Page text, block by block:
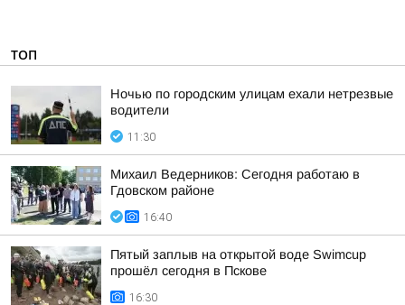
ТОП
Ночью по городским улицам ехали нетрезвые
водители
11:30
Михаил Ведерников: Сегодня работаю в
Гдовском районе
16:40
Пятый заплыв на открытой воде Swimcup
прошёл сегодня в Пскове
16:30